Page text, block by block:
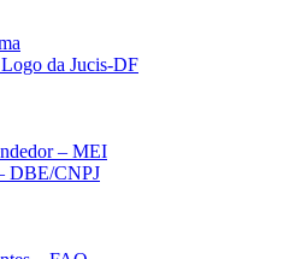
da Jucis-DF
– MEI
DBE/CNPJ